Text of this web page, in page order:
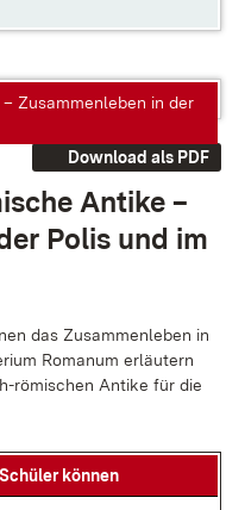
Zusammenleben in der
Download als PDF
An­ti­ke –
Po­lis und im
das Zu­sam­men­le­ben in
Ro­ma­num er­läu­tern
rö­mi­schen An­ti­ke für die
kön­nen